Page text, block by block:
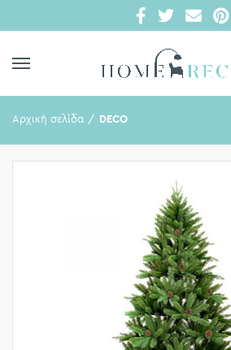
Αρχική σελίδα DECO